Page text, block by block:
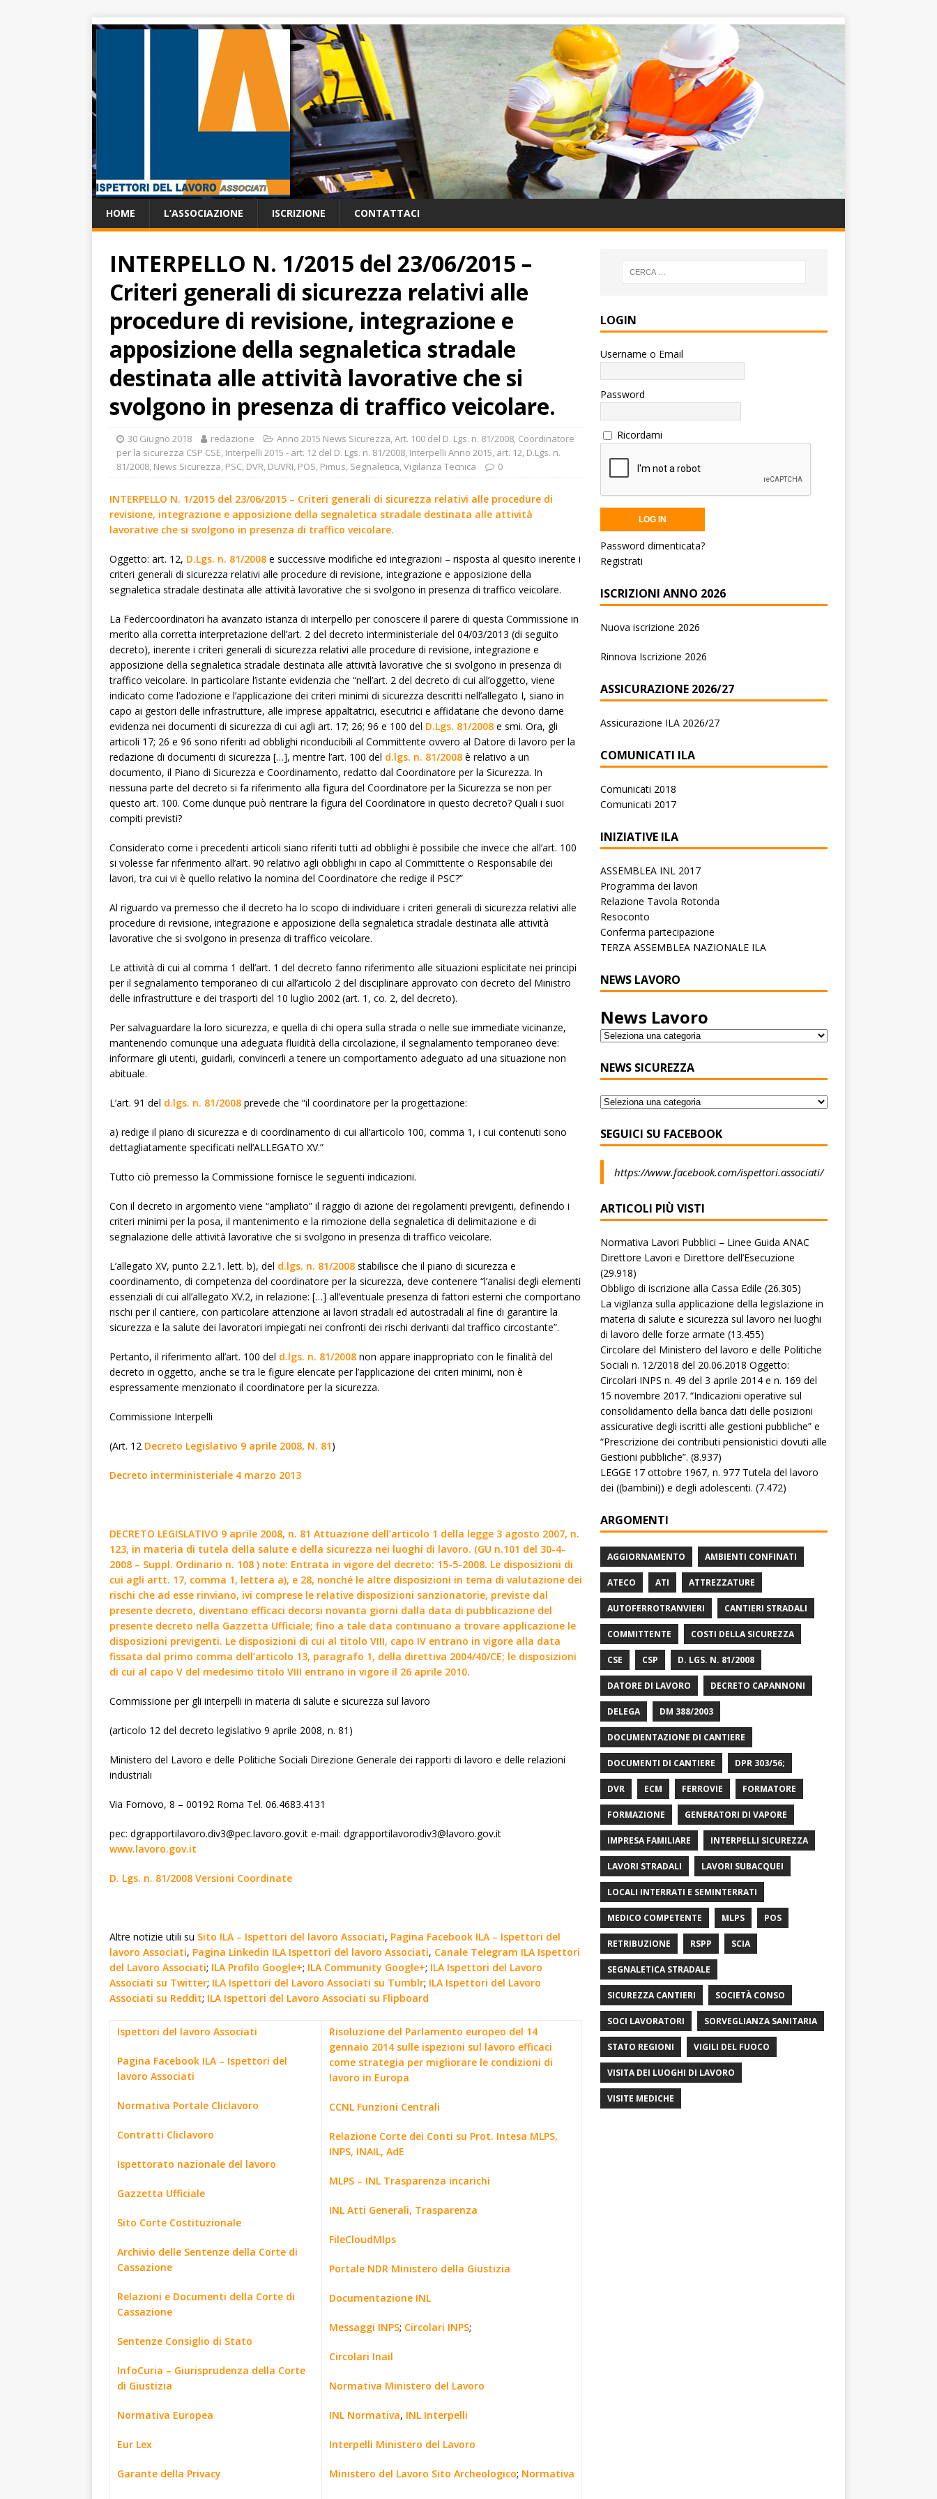
HOME L’ASSOCIAZIONE ISCRIZIONE CONTATTACI
INTERPELLO N. 1/2015 del 23/06/2015 –
Criteri generali di sicurezza relativi alle
procedure di revisione, integrazione e
apposizione della segnaletica stradale
destinata alle attività lavorative che si
svolgono in presenza di traffico veicolare.
30 Giugno 2018 redazione Anno 2015 News Sicurezza,Art. 100 del D. Lgs. n. 81/2008, Coordinatore
per la sicurezza CSP CSE, Interpelli 2015 - art. 12 del D. Lgs. n. 81/2008, Interpelli Anno 2015, art. 12, D.Lgs. n.
81/2008, News Sicurezza, PSC, DVR, DUVRI, POS, Pimus, Segnaletica,Vigilanza Tecnica 0
INTERPELLO N. 1/2015 del 23/06/2015 – Criteri generali di sicurezza relativi alle procedure di
revisione, integrazione e apposizione della segnaletica stradale destinata alle attività
lavorative che si svolgono in presenza di traffico veicolare.
Oggetto: art. 12, D.Lgs. n. 81/2008 e successive modifiche ed integrazioni – risposta al quesito inerente i
criteri generali di sicurezza relativi alle procedure di revisione, integrazione e apposizione della
segnaletica stradale destinata alle attività lavorative che si svolgono in presenza di traffico veicolare.
La Federcoordinatori ha avanzato istanza di interpello per conoscere il parere di questa Commissione in
merito alla corretta interpretazione dell’art. 2 del decreto interministeriale del 04/03/2013 (di seguito
decreto), inerente i criteri generali di sicurezza relativi alle procedure di revisione, integrazione e
apposizione della segnaletica stradale destinata alle attività lavorative che si svolgono in presenza di
traffico veicolare. In particolare l’istante evidenzia che “nell’art. 2 del decreto di cui all’oggetto, viene
indicato come l’adozione e l’applicazione dei criteri minimi di sicurezza descritti nell’allegato I, siano in
capo ai gestori delle infrastrutture, alle imprese appaltatrici, esecutrici e affidatarie che devono darne
evidenza nei documenti di sicurezza di cui agli art. 17; 26; 96 e 100 del D.Lgs. 81/2008 e smi. Ora, gli
articoli 17; 26 e 96 sono riferiti ad obblighi riconducibili al Committente ovvero al Datore di lavoro per la
redazione di documenti di sicurezza […], mentre l’art. 100 del d.lgs. n. 81/2008 è relativo a un
documento, il Piano di Sicurezza e Coordinamento, redatto dal Coordinatore per la Sicurezza. In
nessuna parte del decreto si fa riferimento alla figura del Coordinatore per la Sicurezza se non per
questo art. 100. Come dunque può rientrare la figura del Coordinatore in questo decreto? Quali i suoi
compiti previsti?
Considerato come i precedenti articoli siano riferiti tutti ad obblighi è possibile che invece che all’art. 100
si volesse far riferimento all’art. 90 relativo agli obblighi in capo al Committente o Responsabile dei
lavori, tra cui vi è quello relativo la nomina del Coordinatore che redige il PSC?”
Al riguardo va premesso che il decreto ha lo scopo di individuare i criteri generali di sicurezza relativi alle
procedure di revisione, integrazione e apposizione della segnaletica stradale destinata alle attività
lavorative che si svolgono in presenza di traffico veicolare.
Le attività di cui al comma 1 dell’art. 1 del decreto fanno riferimento alle situazioni esplicitate nei principi
per il segnalamento temporaneo di cui all’articolo 2 del disciplinare approvato con decreto del Ministro
delle infrastrutture e dei trasporti del 10 luglio 2002 (art. 1, co. 2, del decreto).
Per salvaguardare la loro sicurezza, e quella di chi opera sulla strada o nelle sue immediate vicinanze,
mantenendo comunque una adeguata fluidità della circolazione, il segnalamento temporaneo deve:
informare gli utenti, guidarli, convincerli a tenere un comportamento adeguato ad una situazione non
abituale.
L’art. 91 del d.lgs. n. 81/2008 prevede che “il coordinatore per la progettazione:
a) redige il piano di sicurezza e di coordinamento di cui all’articolo 100, comma 1, i cui contenuti sono
dettagliatamente specificati nell’ALLEGATO XV.”
Tutto ciò premesso la Commissione fornisce le seguenti indicazioni.
Con il decreto in argomento viene “ampliato” il raggio di azione dei regolamenti previgenti, definendo i
criteri minimi per la posa, il mantenimento e la rimozione della segnaletica di delimitazione e di
segnalazione delle attività lavorative che si svolgono in presenza di traffico veicolare.
L’allegato XV, punto 2.2.1. lett. b), del d.lgs. n. 81/2008 stabilisce che il piano di sicurezza e
coordinamento, di competenza del coordinatore per la sicurezza, deve contenere “l’analisi degli elementi
essenziali di cui all’allegato XV.2, in relazione: […] all’eventuale presenza di fattori esterni che comportano
rischi per il cantiere, con particolare attenzione ai lavori stradali ed autostradali al fine di garantire la
sicurezza e la salute dei lavoratori impiegati nei confronti dei rischi derivanti dal traffico circostante”.
Pertanto, il riferimento all’art. 100 del d.lgs. n. 81/2008 non appare inappropriato con le finalità del
decreto in oggetto, anche se tra le figure elencate per l’applicazione dei criteri minimi, non è
espressamente menzionato il coordinatore per la sicurezza.
Commissione Interpelli
(Art. 12 Decreto Legislativo 9 aprile 2008, N. 81)
Decreto interministeriale 4 marzo 2013
DECRETO LEGISLATIVO 9 aprile 2008, n. 81 Attuazione dell’articolo 1 della legge 3 agosto 2007, n.
123, in materia di tutela della salute e della sicurezza nei luoghi di lavoro. (GU n.101 del 30-4-
2008 – Suppl. Ordinario n. 108 ) note: Entrata in vigore del decreto: 15-5-2008. Le disposizioni di
cui agli artt. 17, comma 1, lettera a), e 28, nonché le altre disposizioni in tema di valutazione dei
rischi che ad esse rinviano, ivi comprese le relative disposizioni sanzionatorie, previste dal
presente decreto, diventano efficaci decorsi novanta giorni dalla data di pubblicazione del
presente decreto nella Gazzetta Ufficiale; fino a tale data continuano a trovare applicazione le
disposizioni previgenti. Le disposizioni di cui al titolo VIII, capo IV entrano in vigore alla data
fissata dal primo comma dell’articolo 13, paragrafo 1, della direttiva 2004/40/CE; le disposizioni
di cui al capo V del medesimo titolo VIII entrano in vigore il 26 aprile 2010.
Commissione per gli interpelli in materia di salute e sicurezza sul lavoro
(articolo 12 del decreto legislativo 9 aprile 2008, n. 81)
Ministero del Lavoro e delle Politiche Sociali Direzione Generale dei rapporti di lavoro e delle relazioni
industriali
Via Fornovo, 8 – 00192 Roma Tel. 06.4683.4131
pec: dgrapportilavoro.div3@pec.lavoro.gov.it e-mail: dgrapportilavorodiv3@lavoro.gov.it
www.lavoro.gov.it
D. Lgs. n. 81/2008 Versioni Coordinate
Altre notizie utili su Sito ILA – Ispettori del lavoro Associati, Pagina Facebook ILA – Ispettori del
lavoro Associati, Pagina Linkedin ILA Ispettori del lavoro Associati, Canale Telegram ILA Ispettori
del Lavoro Associati; ILA Profilo Google+; ILA Community Google+; ILA Ispettori del Lavoro
Associati su Twitter; ILA Ispettori del Lavoro Associati su Tumblr; ILA Ispettori del Lavoro
Associati su Reddit; ILA Ispettori del Lavoro Associati su Flipboard
Ispettori del lavoro Associati
Pagina Facebook ILA – Ispettori del
lavoro Associati
Normativa Portale Cliclavoro
Contratti Cliclavoro
Ispettorato nazionale del lavoro
Gazzetta Ufficiale
Sito Corte Costituzionale
Archivio delle Sentenze della Corte di
Cassazione
Relazioni e Documenti della Corte di
Cassazione
Sentenze Consiglio di Stato
InfoCuria – Giurisprudenza della Corte
di Giustizia
Normativa Europea
Eur Lex
Garante della Privacy
Risoluzione del Parlamento europeo del 14
gennaio 2014 sulle ispezioni sul lavoro efficaci
come strategia per migliorare le condizioni di
lavoro in Europa
CCNL Funzioni Centrali
Relazione Corte dei Conti su Prot. Intesa MLPS,
INPS, INAIL, AdE
MLPS – INL Trasparenza incarichi
INL Atti Generali, Trasparenza
FileCloudMlps
Portale NDR Ministero della Giustizia
Documentazione INL
Messaggi INPS; Circolari INPS;
Circolari Inail
Normativa Ministero del Lavoro
INL Normativa, INL Interpelli
Interpelli Ministero del Lavoro
Ministero del Lavoro Sito Archeologico; Normativa
LOGIN
Username o Email
Password
Ricordami
Password dimenticata?
Registrati
ISCRIZIONI ANNO 2026
Nuova iscrizione 2026
Rinnova Iscrizione 2026
ASSICURAZIONE 2026/27
Assicurazione ILA 2026/27
COMUNICATI ILA
Comunicati 2018
Comunicati 2017
INIZIATIVE ILA
ASSEMBLEA INL 2017
Programma dei lavori
Relazione Tavola Rotonda
Resoconto
Conferma partecipazione
TERZA ASSEMBLEA NAZIONALE ILA
NEWS LAVORO
News Lavoro
NEWS SICUREZZA
SEGUICI SU FACEBOOK
https://www.facebook.com/ispettori.associati/
ARTICOLI PIÙ VISTI
Normativa Lavori Pubblici – Linee Guida ANAC
Direttore Lavori e Direttore dell’Esecuzione
(29.918)
Obbligo di iscrizione alla Cassa Edile (26.305)
La vigilanza sulla applicazione della legislazione in
materia di salute e sicurezza sul lavoro nei luoghi
di lavoro delle forze armate (13.455)
Circolare del Ministero del lavoro e delle Politiche
Sociali n. 12/2018 del 20.06.2018 Oggetto:
Circolari INPS n. 49 del 3 aprile 2014 e n. 169 del
15 novembre 2017. “Indicazioni operative sul
consolidamento della banca dati delle posizioni
assicurative degli iscritti alle gestioni pubbliche” e
“Prescrizione dei contributi pensionistici dovuti alle
Gestioni pubbliche”. (8.937)
LEGGE 17 ottobre 1967, n. 977 Tutela del lavoro
dei ((bambini)) e degli adolescenti. (7.472)
ARGOMENTI
AGGIORNAMENTO AMBIENTI CONFINATI
ATECO ATI ATTREZZATURE
AUTOFERROTRANVIERI CANTIERI STRADALI
COMMITTENTE COSTI DELLA SICUREZZA
CSE CSP D. LGS. N. 81/2008
DATORE DI LAVORO DECRETO CAPANNONI
DELEGA DM 388/2003
DOCUMENTAZIONE DI CANTIERE
DOCUMENTI DI CANTIERE DPR 303/56;
DVR ECM FERROVIE FORMATORE
FORMAZIONE GENERATORI DI VAPORE
IMPRESA FAMILIARE INTERPELLI SICUREZZA
LAVORI STRADALI LAVORI SUBACQUEI
LOCALI INTERRATI E SEMINTERRATI
MEDICO COMPETENTE MLPS POS
RETRIBUZIONE RSPP SCIA
SEGNALETICA STRADALE
SICUREZZA CANTIERI SOCIETÀ CONSO
SOCI LAVORATORI SORVEGLIANZA SANITARIA
STATO REGIONI VIGILI DEL FUOCO
VISITA DEI LUOGHI DI LAVORO
VISITE MEDICHE